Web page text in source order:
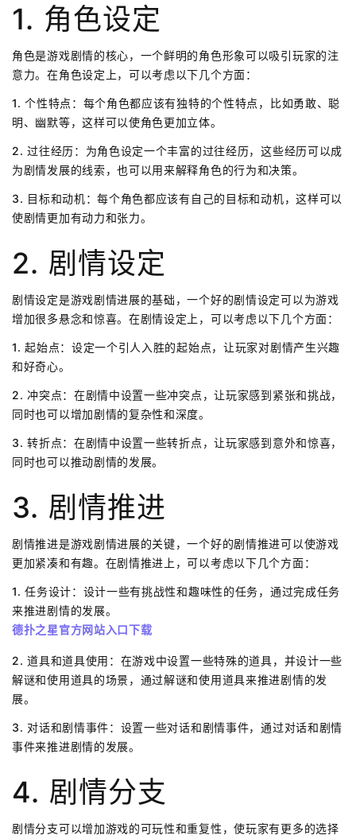
1. 角色设定
角色是游戏剧情的核心，一个鲜明的角色形象可以吸引玩家的注
意力。在角色设定上，可以考虑以下几个方面：
1. 个性特点：每个角色都应该有独特的个性特点，比如勇敢、聪
明、幽默等，这样可以使角色更加立体。
2. 过往经历：为角色设定一个丰富的过往经历，这些经历可以成
为剧情发展的线索，也可以用来解释角色的行为和决策。
3. 目标和动机：每个角色都应该有自己的目标和动机，这样可以
使剧情更加有动力和张力。
2. 剧情设定
剧情设定是游戏剧情进展的基础，一个好的剧情设定可以为游戏
增加很多悬念和惊喜。在剧情设定上，可以考虑以下几个方面：
1. 起始点：设定一个引人入胜的起始点，让玩家对剧情产生兴趣
和好奇心。
2. 冲突点：在剧情中设置一些冲突点，让玩家感到紧张和挑战，
同时也可以增加剧情的复杂性和深度。
3. 转折点：在剧情中设置一些转折点，让玩家感到意外和惊喜，
同时也可以推动剧情的发展。
3. 剧情推进
剧情推进是游戏剧情进展的关键，一个好的剧情推进可以使游戏
更加紧凑和有趣。在剧情推进上，可以考虑以下几个方面：
1. 任务设计：设计一些有挑战性和趣味性的任务，通过完成任务
来推进剧情的发展。
德扑之星官方网站入口下载
2. 道具和道具使用：在游戏中设置一些特殊的道具，并设计一些
解谜和使用道具的场景，通过解谜和使用道具来推进剧情的发
展。
3. 对话和剧情事件：设置一些对话和剧情事件，通过对话和剧情
事件来推进剧情的发展。
4. 剧情分支
剧情分支可以增加游戏的可玩性和重复性，使玩家有更多的选择